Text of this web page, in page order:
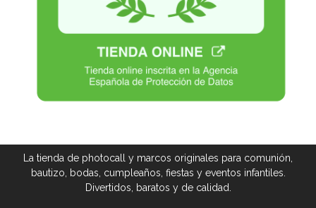
La tienda de photocall y marcos originales para comunión,
bautizo, bodas, cumpleaños, fiestas y eventos infantiles.
Divertidos, baratos y de calidad.